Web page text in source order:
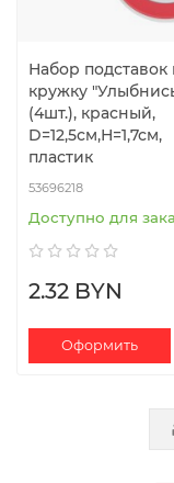
Набор подставок
кружку
(4шт.), красный,
D=12,5см,Н=1,7см,
пластик
53696218
Доступно для
2.32 BYN
Оформить